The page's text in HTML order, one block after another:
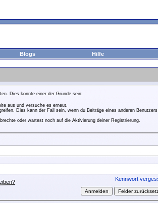
Blogs Hilfe
Dies könnte einer der Gründe sein:
aus und versuche es erneut.
Dies kann der Fall sein, wenn du Beiträge eines anderen
oder wartest noch auf die Aktivierung deiner Registrierung.
Kennwort